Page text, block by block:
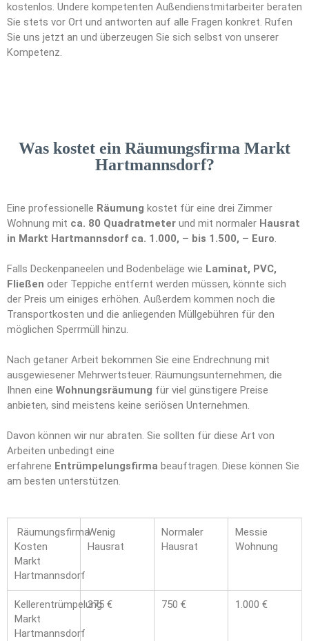
kostenlos. Undere kompetenten Außendienstmitarbeiter beraten
Sie stets vor Ort und antworten auf alle Fragen konkret. Rufen
Sie uns jetzt an und überzeugen Sie sich selbst von unserer
Kompetenz.
Was kostet ein Räumungsfirma Markt
Hartmannsdorf?
Eine professionelle Räumung kostet für eine drei Zimmer
Wohnung mit ca. 80 Quadratmeter und mit normaler Hausrat
in Markt Hartmannsdorf ca. 1.000, – bis 1.500, – Euro.
Falls Deckenpaneelen und Bodenbeläge wie Laminat, PVC,
Fließen oder Teppiche entfernt werden müssen, könnte sich
der Preis um einiges erhöhen. Außerdem kommen noch die
Transportkosten und die anliegenden Müllgebühren für den
möglichen Sperrmüll hinzu.
Nach getaner Arbeit bekommen Sie eine Endrechnung mit
ausgewiesener Mehrwertsteuer. Räumungsunternehmen, die
Ihnen eine Wohnungsräumung für viel günstigere Preise
anbieten, sind meistens keine seriösen Unternehmen.
Davon können wir nur abraten. Sie sollten für diese Art von
Arbeiten unbedingt eine
erfahrene Entrümpelungsfirma beauftragen. Diese können Sie
am besten unterstützen.
Räumungsfirma
Kosten
Markt
Hartmannsdorf
Wenig
Hausrat
Normaler
Hausrat
Messie
Wohnung
Kellerentrümpelung
Markt
Hartmannsdorf
375 € 750 € 1.000 €